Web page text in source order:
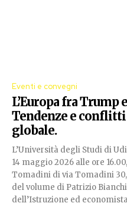
Eventi e convegni
L’Europa fra Trump
Tendenze e
globale.
L’Università degli Studi di
14 maggio 2026 alle ore
Tomadini di via Tomadini
del volume di Patrizio
dell’Istruzione ed